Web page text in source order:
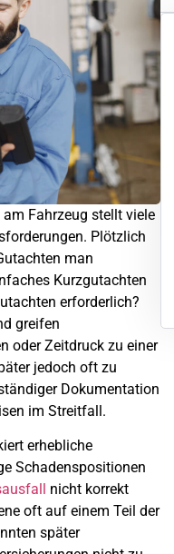
Fahrzeug stellt viele
Plötzlich
man
Kurzgutachten
erforderlich?
greifen
oder Zeitdruck zu einer
jedoch oft zu
Dokumentation
im Streitfall.
erhebliche
Schadenspositionen
nicht korrekt
oft auf einem Teil der
später